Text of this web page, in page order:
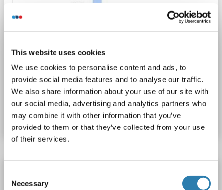
This website uses cookies
We use cookies to personalise content and ads, to
provide social media features and to analyse our traffic.
We also share information about your use of our site with
our social media, advertising and analytics partners who
may combine it with other information that you’ve
provided to them or that they’ve collected from your use
of their services.
Selection
Necessary
N° du produit ABIN6740501
Fiche technique Détails
GJD2 Reactivité: Humain Hôte: Lapin